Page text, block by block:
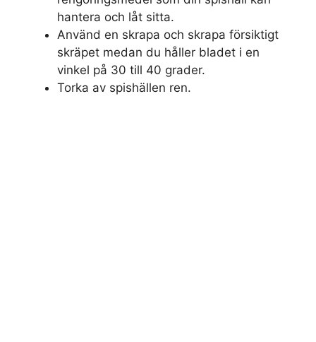
hantera och låt sitta.
Använd en skrapa och skrapa försiktigt
skräpet medan du håller bladet i en
vinkel på 30 till 40 grader.
Torka av spishällen ren.